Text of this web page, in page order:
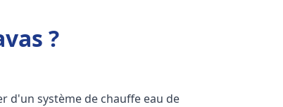
?
d'un système de chauffe eau de